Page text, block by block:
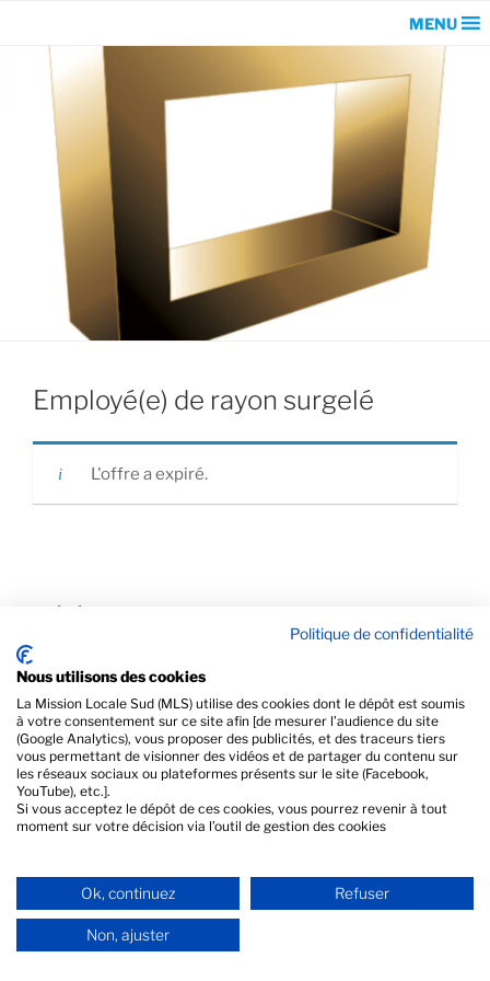
MENU
Employé(e) de rayon surgelé
L'offre a expiré.
Assistant·e Commercial·e en magasin de sport
Politique de confidentialité
Nous utilisons des cookies
La Mission Locale Sud (MLS) utilise des cookies dont le dépôt est soumis
à votre consentement sur ce site afin [de mesurer l’audience du site
(Google Analytics), vous proposer des publicités, et des traceurs tiers
vous permettant de visionner des vidéos et de partager du contenu sur
les réseaux sociaux ou plateformes présents sur le site (Facebook,
YouTube), etc.].
Si vous acceptez le dépôt de ces cookies, vous pourrez revenir à tout
moment sur votre décision via l’outil de gestion des cookies
Ok, continuez Refuser
Non, ajuster